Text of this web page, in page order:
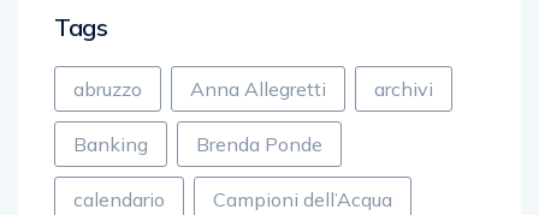
Tags
abruzzo Anna Allegretti archivi
Banking Brenda Ponde
calendario Campioni dell’Acqua